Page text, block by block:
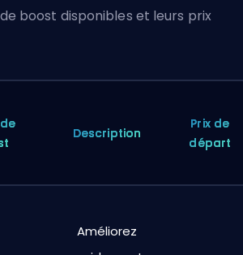
boost disponibles et leurs prix
Description
Prix de
départ
Améliorez